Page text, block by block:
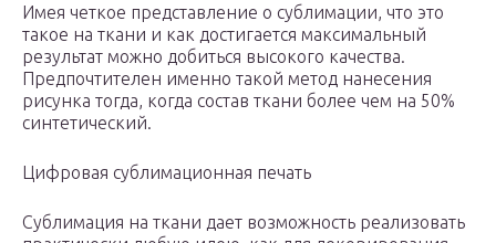
Имея четкое представление о сублимации, что это
такое на ткани и как достигается максимальный
результат можно добиться высокого качества.
Предпочтителен именно такой метод нанесения
рисунка тогда, когда состав ткани более чем на 50%
синтетический.
Цифровая сублимационная печать
Сублимация на ткани дает возможность реализовать